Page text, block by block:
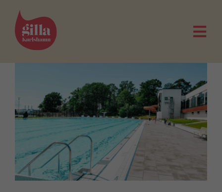
innehållet